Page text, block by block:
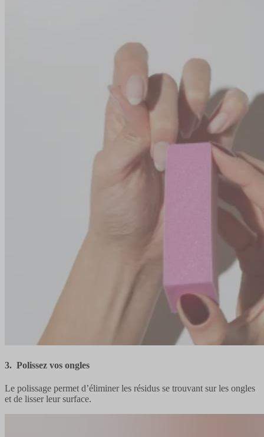
3. Polissez vos ongles
Le polissage permet d’éliminer les résidus se trouvant sur les ongles
et de lisser leur surface.